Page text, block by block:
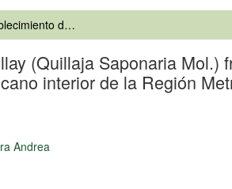
Análisis del establecimiento de plantas de Quillay (Quillaja Saponaria Mol.) frente a la interacción de los factores micorrización, riego y guano de cerdo en el secano interior de la Región Metropolitana
(Quillaja Saponaria Mol.)
interior de la Región
Andrea